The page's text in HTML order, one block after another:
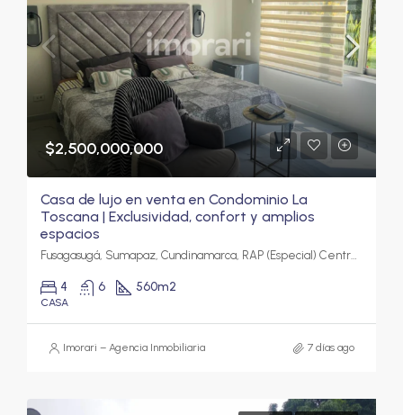
$2,500,000,000
Casa de lujo en venta en Condominio La
Toscana | Exclusividad, confort y amplios
espacios
Fusagasugá, Sumapaz, Cundinamarca, RAP (Especial) Central, Colombia
4 6 560m2
CASA
Imorari – Agencia Inmobiliaria 7 días ago